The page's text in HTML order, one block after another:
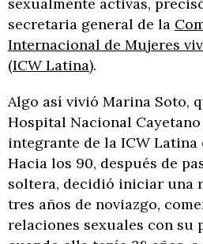
secretaria general de la
Internacional de Mujeres
(ICW Latina).
Algo así vivió Marina Soto,
Hospital Nacional
integrante de la ICW
Hacia los 90, después de
soltera, decidió iniciar una
tres años de noviazgo,
relaciones sexuales con su